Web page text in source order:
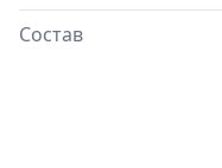
Состав